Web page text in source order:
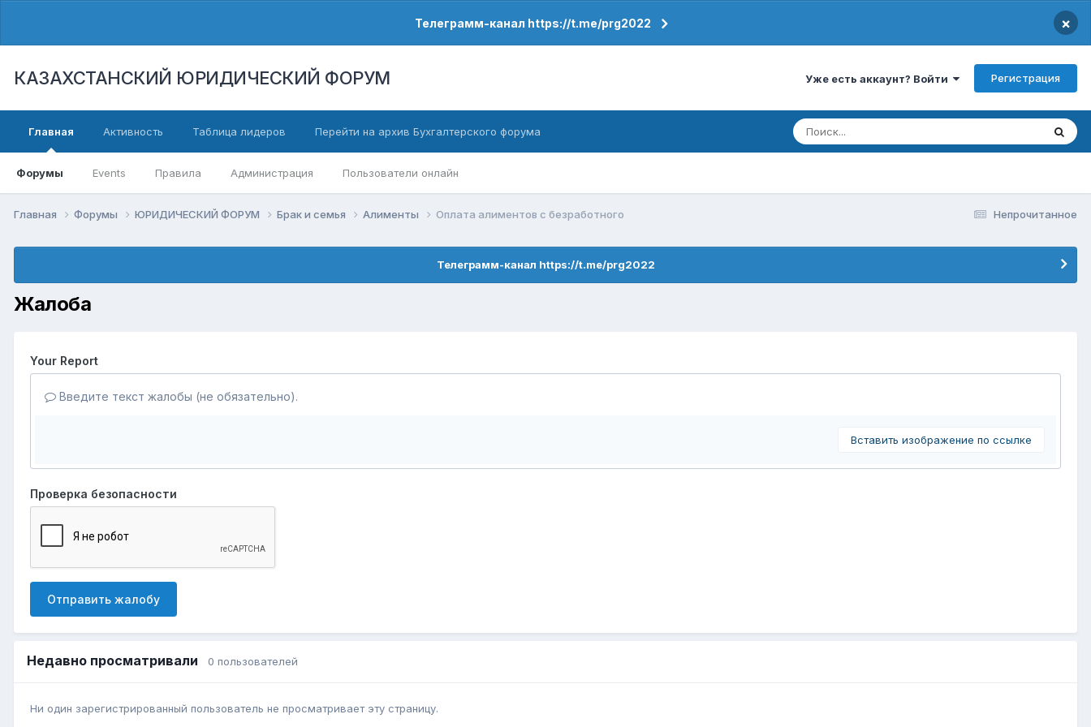
Телеграмм-канал https://t.me/prg2022 ×
КАЗАХСТАНСКИЙ ЮРИДИЧЕСКИЙ ФОРУМ Уже есть аккаунт? Войти Регистрация
Главная
Форумы Events Правила Администрация Пользователи онлайн
Активность Таблица лидеров Перейти на архив Бухгалтерского форума
Непрочитанное
Главная Форумы ЮРИДИЧЕСКИЙ ФОРУМ Брак и семья Алименты Оплата алиментов с безработного
Телеграмм-канал https://t.me/prg2022
Жалоба
Your Report
Введите текст жалобы (не обязательно).
Вставить изображение по ссылке
Проверка безопасности
Отправить жалобу
Недавно просматривали 0 пользователей
Ни один зарегистрированный пользователь не просматривает эту страницу.